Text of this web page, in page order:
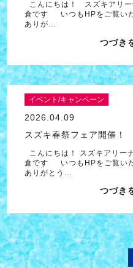
こんにちは！ スズキアリー
倉です いつもHPをご覧いた
ありが…
つづき
イベント/キャンペーン
2026.04.09
スズキ春祭フェア開催！
こんにちは！ スズキアリー
倉です いつもHPをご覧いた
ありがとう…
つづき